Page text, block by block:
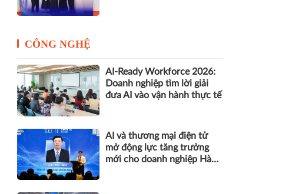
CÔNG NGHỆ
AI-Ready Workforce 2026:
Doanh nghiệp tìm lời giải
đưa AI vào vận hành thực tế
AI và thương mại điện tử
mở động lực tăng trưởng
mới cho doanh nghiệp Hà